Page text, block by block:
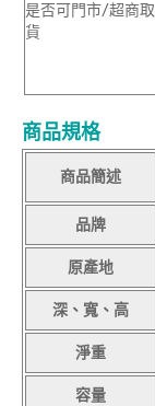
是否可門市/超商取
貨
商品規格
商品簡述
品牌
原產地
深、寬、高
淨重
容量